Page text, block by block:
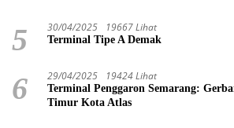
5 30/04/2025 19667 Lihat
Terminal Tipe A Demak
6 29/04/2025 19424 Lihat
Terminal Penggaron Semarang:
Timur Kota Atlas